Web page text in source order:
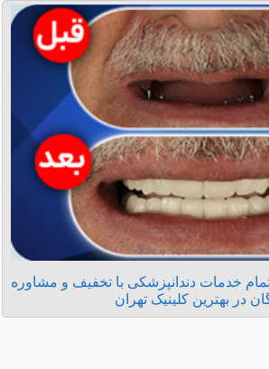
تمام خدمات دندانپزشکی با تخفیف و مشاوره
در بهترین کلینیک تهران